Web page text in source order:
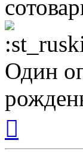
Один
началу